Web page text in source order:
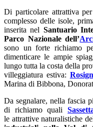
Di particolare attrattiva
complesso delle isole,
inserita nel Santuario
Parco Nazionale dell’
sono un forte richiamo
dimenticare le ampie
lungo tutta la costa della
villeggiatura estiva:
Marina di Bibbona,
Da segnalare, nella fascia
di richiamo quali
le attrattive naturalistiche